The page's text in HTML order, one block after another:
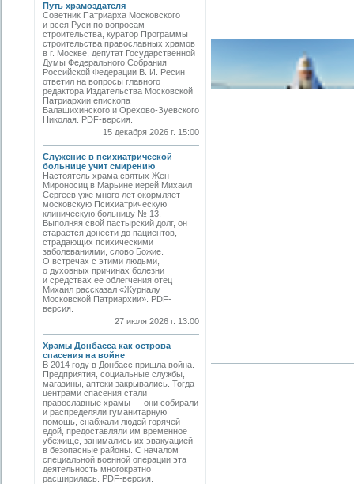
Путь храмоздателя
Советник Патриарха Московского
и всея Руси по вопросам
строительства, куратор Программы
строительства православных храмов
в г. Москве, депутат Государственной
Думы Федерального Собрания
Российской Федерации В. И. Ресин
ответил на вопросы главного
редактора Издательства Московской
Патриархии епископа
Балашихинского и Орехово-Зуевского
Николая. PDF-версия.
15 декабря 2026 г. 15:00
Служение в психиатрической
больнице учит смирению
Настоятель храма святых Жен-
Мироносиц в Марьине иерей Михаил
Сергеев уже много лет окормляет
московскую Психиатрическую
клиническую больницу № 13.
Выполняя свой пастырский долг, он
старается донести до пациентов,
страдающих психическими
заболеваниями, слово Божие.
О встречах с этими людьми,
о духовных причинах болезни
и средствах ее облегчения отец
Михаил рассказал «Журналу
Московской Патриархии». PDF-
версия.
27 июля 2026 г. 13:00
Храмы Донбасса как острова
спасения на войне
В 2014 году в Донбасс пришла война.
Предприятия, социальные службы,
магазины, аптеки закрывались. Тогда
центрами спасения стали
православные храмы — они собирали
и распределяли гуманитарную
помощь, снабжали людей горячей
едой, предоставляли им временное
убежище, занимались их эвакуацией
в безопасные районы. С началом
специальной военной операции эта
деятельность многократно
расширилась. PDF-версия.